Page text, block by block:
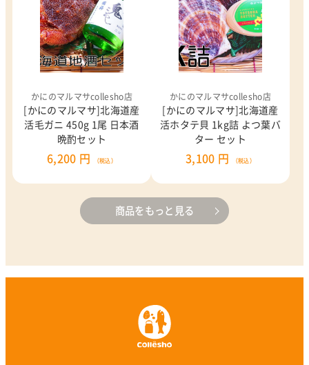
かにのマルマサcollesho店
[かにのマルマサ]北海道産
活毛ガニ 450g 1尾 日本酒
晩酌セット
6,200 円 （税込）
かにのマルマサcollesho店
[かにのマルマサ]北海道産
活ホタテ貝 1kg詰 よつ葉バ
ター セット
3,100 円 （税込）
商品をもっと見る